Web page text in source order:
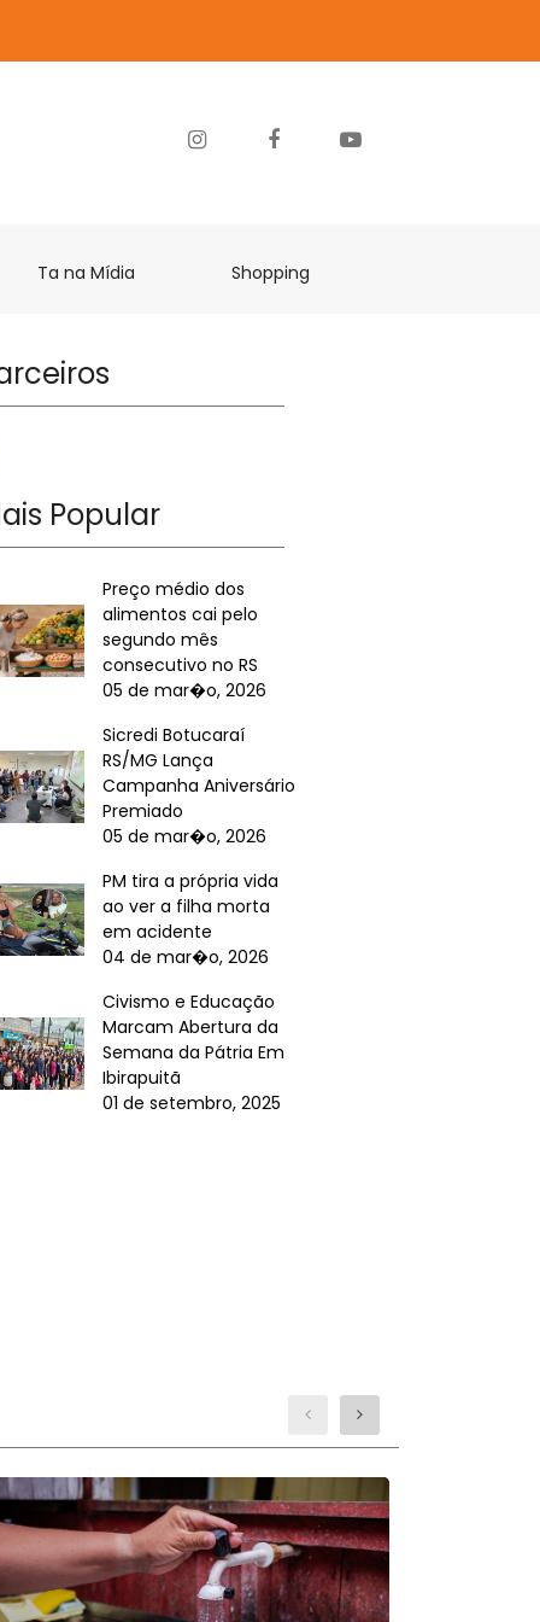
Ta na Mídia Shopping
Popular
Preço médio dos
alimentos cai pelo
segundo mês
consecutivo no RS
05 de mar�o, 2026
Sicredi Botucaraí
RS/MG Lança
Campanha Aniversário
Premiado
05 de mar�o, 2026
PM tira a própria vida
ao ver a filha morta
em acidente
04 de mar�o, 2026
Civismo e Educação
Marcam Abertura da
Semana da Pátria Em
Ibirapuitã
01 de setembro, 2025